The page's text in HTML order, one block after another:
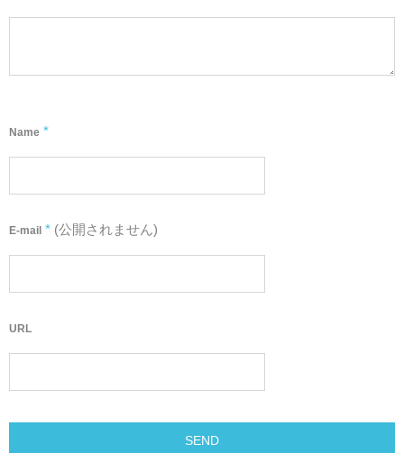
Name *
E-mail * (公開されません)
URL